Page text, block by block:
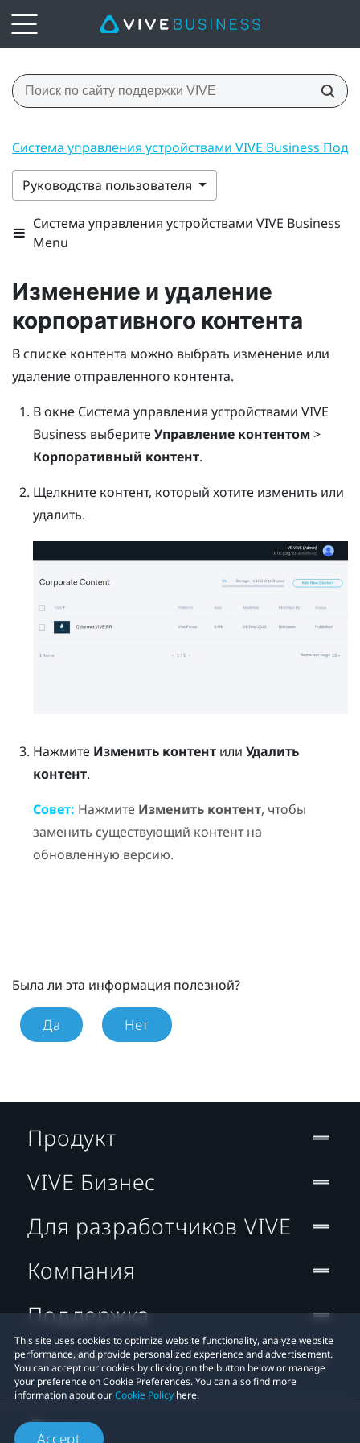
Система управления устройствами VIVE Business
Руководства пользователя
Система управления устройствами VIVE Business
Menu
Изменение и удаление
корпоративного контента
В списке контента можно выбрать изменение или
удаление отправленного контента.
В окне Система управления устройствами VIVE
Business выберите Управление контентом>
Корпоративный контент.
Щелкните контент, который хотите изменить или
удалить.
Нажмите Изменить контентили Удалить
контент.
Совет: Нажмите Изменить контент, чтобы
заменить существующий контент на
обновленную версию.
Была ли эта информация полезной?
Да Нет
This site uses cookies to optimize website functionality, analyze website
performance, and provide personalized experience and advertisement.
You can accept our cookies by clicking on the button below or manage
your preference on Cookie Preferences. You can also find more
information about ourCookie Policy here.
Accept
Продукт
VIVE Бизнес
Для разработчиков VIVE
Компания
Поддержка
Location